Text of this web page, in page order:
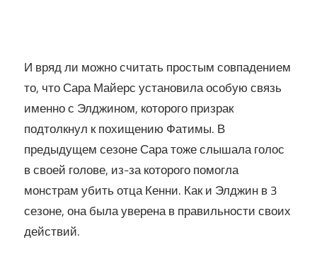
И вряд ли можно считать простым совпадением
то, что Сара Майерс установила особую связь
именно с Элджином, которого призрак
подтолкнул к похищению Фатимы. В
предыдущем сезоне Сара тоже слышала голос
в своей голове, из-за которого помогла
монстрам убить отца Кенни. Как и Элджин в 3
сезоне, она была уверена в правильности своих
действий.